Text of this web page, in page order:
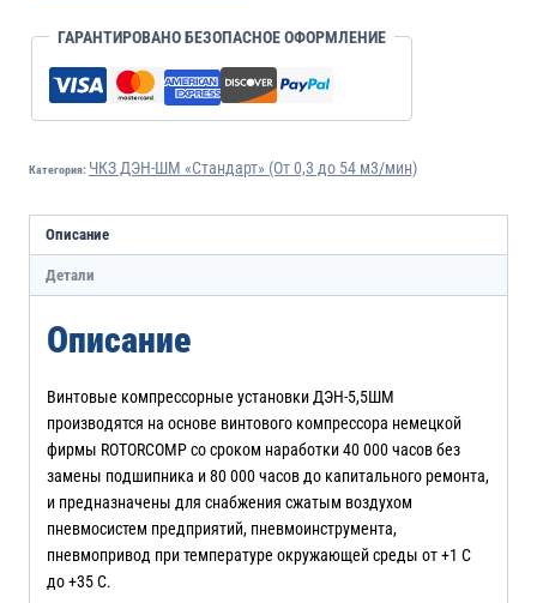
ГАРАНТИРОВАНО БЕЗОПАСНОЕ ОФОРМЛЕНИЕ
Категория: ЧКЗ ДЭН-ШМ «Стандарт» (От 0,3 до 54 м3/мин)
Описание
Детали
Описание
Винтовые компрессорные установки ДЭН-5,5ШМ
производятся на основе винтового компрессора немецкой
фирмы ROTORCOMP со сроком наработки 40 000 часов без
замены подшипника и 80 000 часов до капитального ремонта,
и предназначены для снабжения сжатым воздухом
пневмосистем предприятий, пневмоинструмента,
пневмопривод при температуре окружающей среды от +1 С
до +35 С.